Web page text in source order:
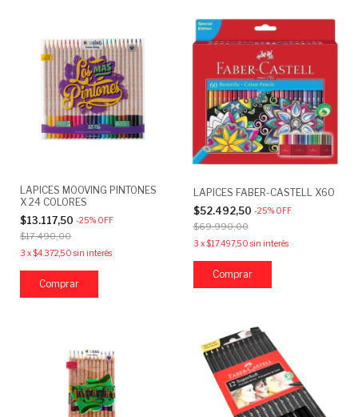
LAPICES MOOVING PINTONES
X 24 COLORES
$13.117,50 -25% OFF
$17.490,00
3 x$4.372,50 sin interés
LAPICES FABER-CASTELL X60
$52.492,50 -25% OFF
$69.990,00
3 x$17.497,50 sin interés